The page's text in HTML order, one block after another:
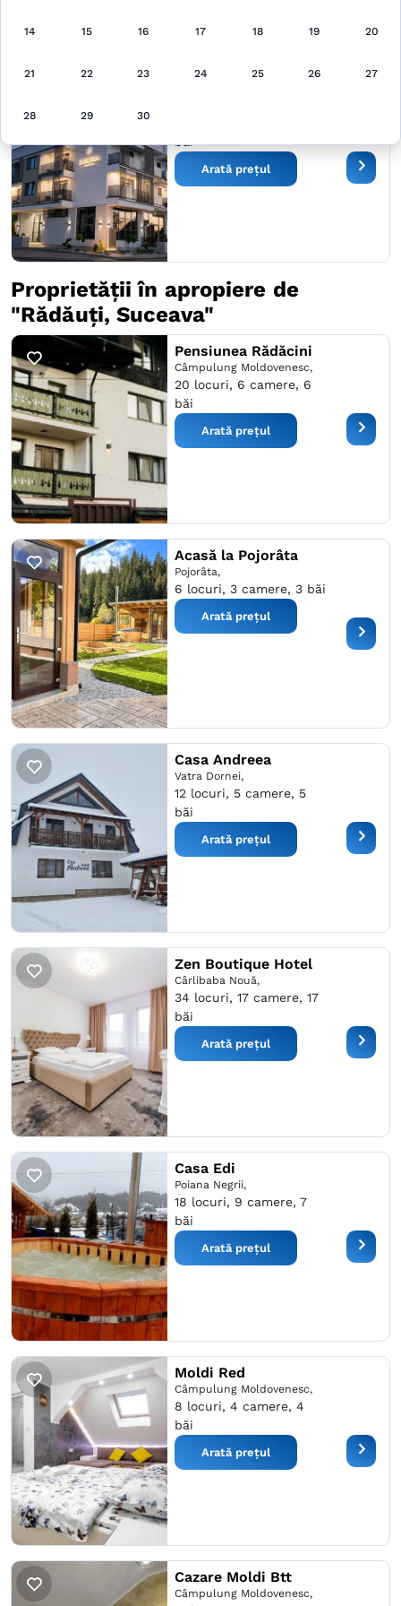
băi
Arată prețul
Proprietății în apropiere de
"Rădăuţi, Suceava"
Pensiunea Rădăcini
Câmpulung Moldovenesc,
20 locuri, 6 camere, 6
băi
Arată prețul
Acasă la Pojorâta
Pojorâta,
6 locuri, 3 camere, 3 băi
Arată prețul
Casa Andreea
Vatra Dornei,
12 locuri, 5 camere, 5
băi
Arată prețul
Zen Boutique Hotel
Cârlibaba Nouă,
34 locuri, 17 camere, 17
băi
Arată prețul
Casa Edi
Poiana Negrii,
18 locuri, 9 camere, 7
băi
Arată prețul
Moldi Red
Câmpulung Moldovenesc,
8 locuri, 4 camere, 4
băi
Arată prețul
Cazare Moldi Btt
Câmpulung Moldovenesc,
14 15 16 17 18 19 20
21 22 23 24 25 26 27
28 29 30